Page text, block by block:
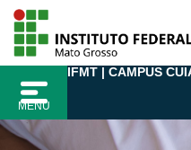
para
conteúdo
MENU
IFMT | CAMPUS